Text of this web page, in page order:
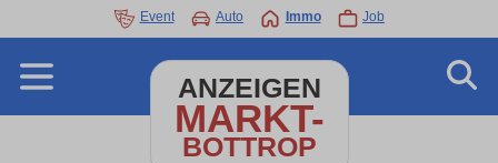
Event Auto Immo Job
ANZEIGEN
MARKT-
BOTTROP